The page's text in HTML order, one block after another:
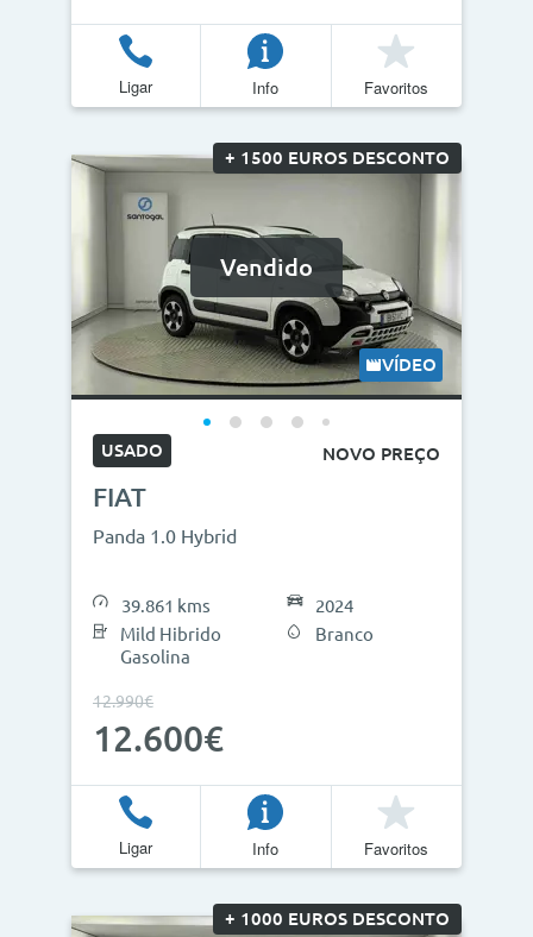
Quilómetros
0g/km 300g/km
ID do veículo
Campanha
Ligar Info Favoritos
+ 1500 EUROS DESCONTO
Vendido
VÍDEO
USADO NOVO PREÇO
FIAT
Panda 1.0 Hybrid
39.861 kms
Mild Hibrido
Gasolina
2024
Branco
12.990€
12.600€
Ligar Info Favoritos
+ 1000 EUROS DESCONTO